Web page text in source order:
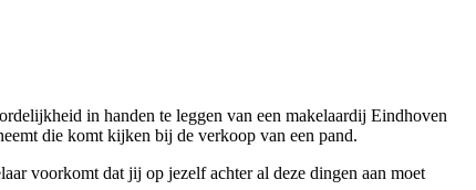
in handen te leggen van een makelaardij Eindhoven
die komt kijken bij de verkoop van een pand.
voorkomt dat jij op jezelf achter al deze dingen aan moet